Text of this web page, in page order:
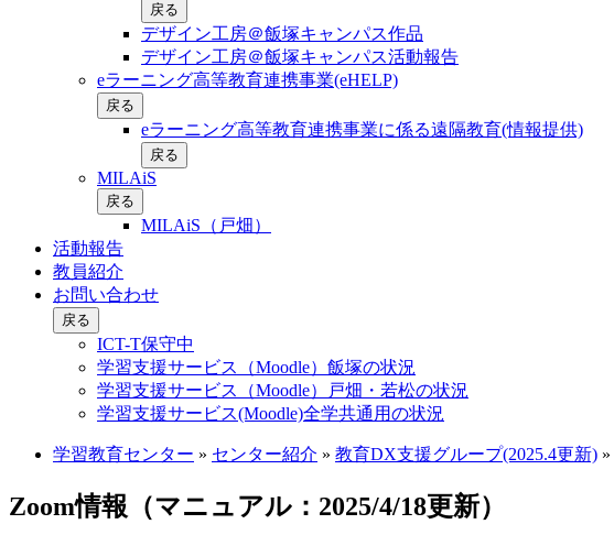
戻る
デザイン工房＠飯塚キャンパス作品
デザイン工房＠飯塚キャンパス活動報告
eラーニング高等教育連携事業(eHELP)
戻る
eラーニング高等教育連携事業に係る遠隔教育(情報提供)
戻る
MILAiS
戻る
MILAiS（戸畑）
活動報告
教員紹介
お問い合わせ
戻る
ICT-T保守中
学習支援サービス（Moodle）飯塚の状況
学習支援サービス（Moodle）戸畑・若松の状況
学習支援サービス(Moodle)全学共通用の状況
学習教育センター » センター紹介 » 教育DX支援グループ(2025.4更新) »
Zoom情報（マニュアル：2025/4/18更新）